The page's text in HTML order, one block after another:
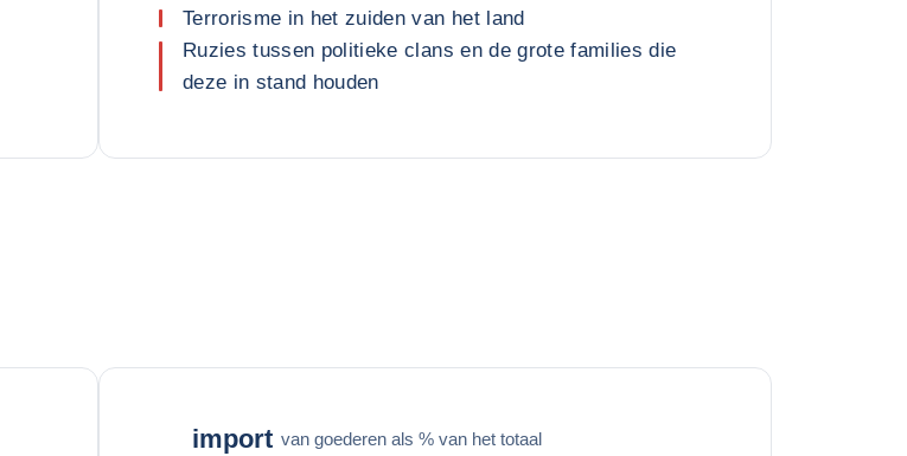
Terrorisme in het zuiden van het land
Ruzies tussen politieke clans en de grote families die
deze in stand houden
import van goederen als % van het totaal